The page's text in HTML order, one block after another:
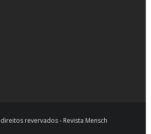
revervados - Revista Mensch